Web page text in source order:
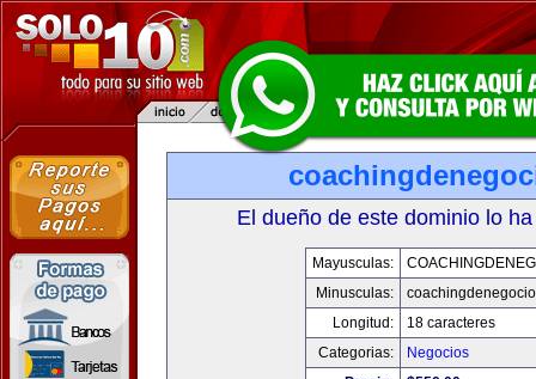
El dueño de este dominio lo
Mayusculas:
Minusculas:
Longitud:
18 caracteres
Categorias:
Negocios